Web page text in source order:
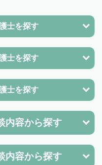
士を探す
士を探す
士を探す
内容から探す
内容から探す